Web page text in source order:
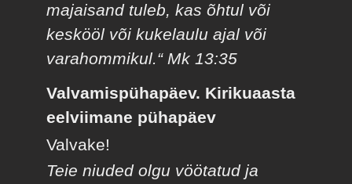
majaisand tuleb, kas õhtul või
keskööl või kukelaulu ajal või
varahommikul.“ Mk 13:35
Valvamispühapäev. Kirikuaasta
eelviimane pühapäev
Valvake!
Teie niuded olgu vöötatud ja